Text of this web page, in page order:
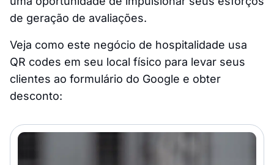
de geração de avaliações.
Veja como este negócio de hospitalidade usa
QR codes em seu local físico para levar seus
clientes ao formulário do Google e obter
desconto: